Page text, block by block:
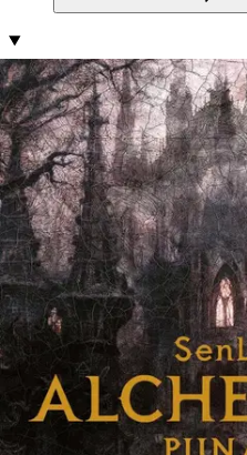
Tuotekuvaus
Vuoden halutuin kirja! Muistonsa
pimeyden voimien repimä
naisen salaisuudet. Tämän
hirvittävä sota on ohi, ja
hallitsevat nekromantikot.
parantaja, herää uuteen, julmaan
ystävänsä, liittolaisensa ja
päättymistä edeltäviltä
onko ne kätketty tarkoituksella?
maailmanjärjestykselle? Sitä
häikäilemätön käskynhaltija, ja
joutuu taistelemaan
minuutensa viimeiset rippeet.
syvälle haudatut salaisuutensa –